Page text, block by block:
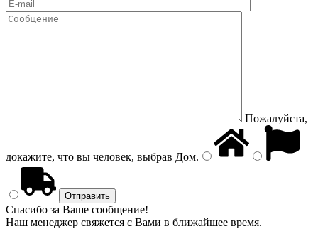
Пожалуйста,
докажите, что вы человек, выбрав Дом.
Спасибо за Ваше сообщение!
Наш менеджер свяжется с Вами в ближайшее время.